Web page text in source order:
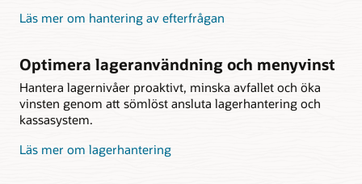
Läs mer om hantering av efterfrågan
Optimera lageranvändning och menyvinst
Hantera lagernivåer proaktivt, minska avfallet och öka
vinsten genom att sömlöst ansluta lagerhantering och
kassasystem.
Läs mer om lagerhantering